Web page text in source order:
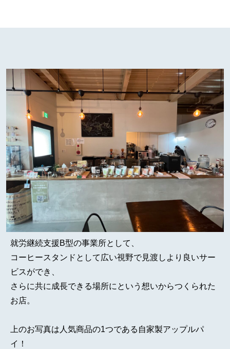
就労継続支援B型の事業所として、
コーヒースタンドとして広い視野で見渡しより良いサー
ビスができ、
さらに共に成長できる場所にという想いからつくられた
お店。
上のお写真は人気商品の1つである自家製アップルパ
イ！